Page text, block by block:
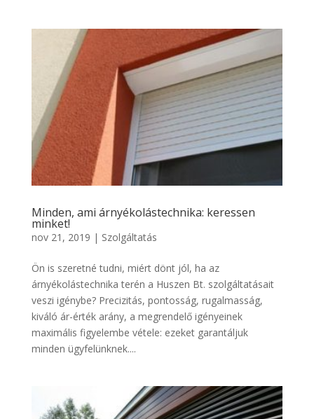
Minden, ami árnyékolástechnika: keressen
minket!
nov 21, 2019 | Szolgáltatás
Ön is szeretné tudni, miért dönt jól, ha az
árnyékolástechnika terén a Huszen Bt. szolgáltatásait
veszi igénybe? Precizitás, pontosság, rugalmasság,
kiváló ár-érték arány, a megrendelő igényeinek
maximális figyelembe vétele: ezeket garantáljuk
minden ügyfelünknek....